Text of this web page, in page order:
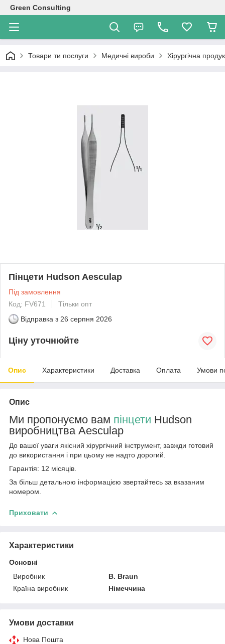
Green Consulting
Товари ти послуги Медичні вироби Хірургічна
Пінцети Hudson Aesculap
Під замовлення
Код: FV671
Тільки опт
Відправка з 26 серпня 2026
Ціну уточнюйте
Опис Характеристики Доставка Оплата Умови
Опис
Ми пропонуємо вам пінцети Hudson
виробництва Aesculap
До вашої уваги якісний хірургічний інструмент, завжди готовий
до використання і при цьому не надто дорогий.
Гарантія: 12 місяців.
За більш детальною інформацією звертайтесь за вказаним
номером.
Приховати
Характеристики
Основні
Виробник
B. Braun
Країна виробник
Німеччина
Умови доставки
Нова Пошта